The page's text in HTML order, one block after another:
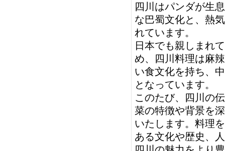
四川はパンダが生
な巴蜀文化と、熱
れています。
日本でも親しまれ
め、四川料理は麻
い食文化を持ち、
となっています。
このたび、四川の
菜の特徴や背景を
いたします。料理
ある文化や歴史、